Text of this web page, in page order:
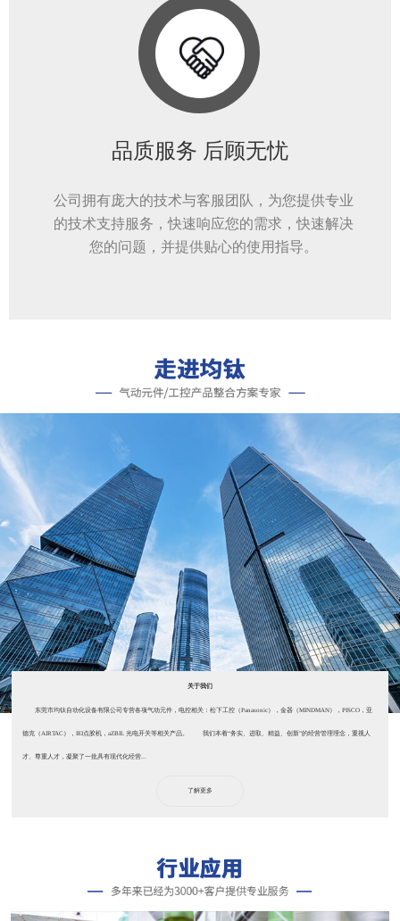
品质服务 后顾无忧
公司拥有庞大的技术与客服团队，为您提供专业
的技术支持服务，快速响应您的需求，快速解决
您的问题，并提供贴心的使用指导。
关于我们
东莞市均钛自动化设备有限公司专营各项气动元件，电控相关：松下工控（Panasonic），金器（MINDMAN），PISCO，亚
德克（AIRTAC），IEI点胶机，aZBIL 光电开关等相关产品。 我们本着“务实、进取、精益、创新”的经营管理理念，重视人
才、尊重人才，凝聚了一批具有现代化经营...
了解更多